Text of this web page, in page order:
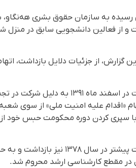
و از فعالین دانشجویى سابق در
گزارش، از جزئیات دلایل
خضر رسول‌مروت در اسفند
سپری کردن دوره محکومت حبس خود از
خضر رسول‌مروت پیشتر
در مقطع کارشناسى ارشد محروم شد.